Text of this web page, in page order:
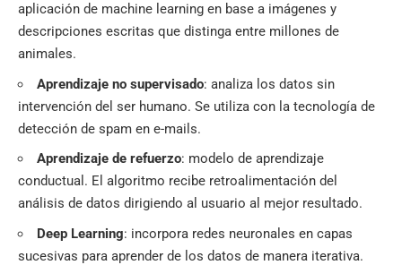
aplicación de machine learning en base a imágenes y
descripciones escritas que distinga entre millones de
animales.
Aprendizaje no supervisado: analiza los datos sin
intervención del ser humano. Se utiliza con la tecnología de
detección de spam en e-mails.
Aprendizaje de refuerzo: modelo de aprendizaje
conductual. El algoritmo recibe retroalimentación del
análisis de datos dirigiendo al usuario al mejor resultado.
Deep Learning: incorpora redes neuronales en capas
sucesivas para aprender de los datos de manera iterativa.